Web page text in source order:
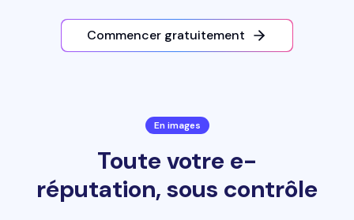
Commencer gratuitement
En images
Toute votre e-
réputation, sous contrôle